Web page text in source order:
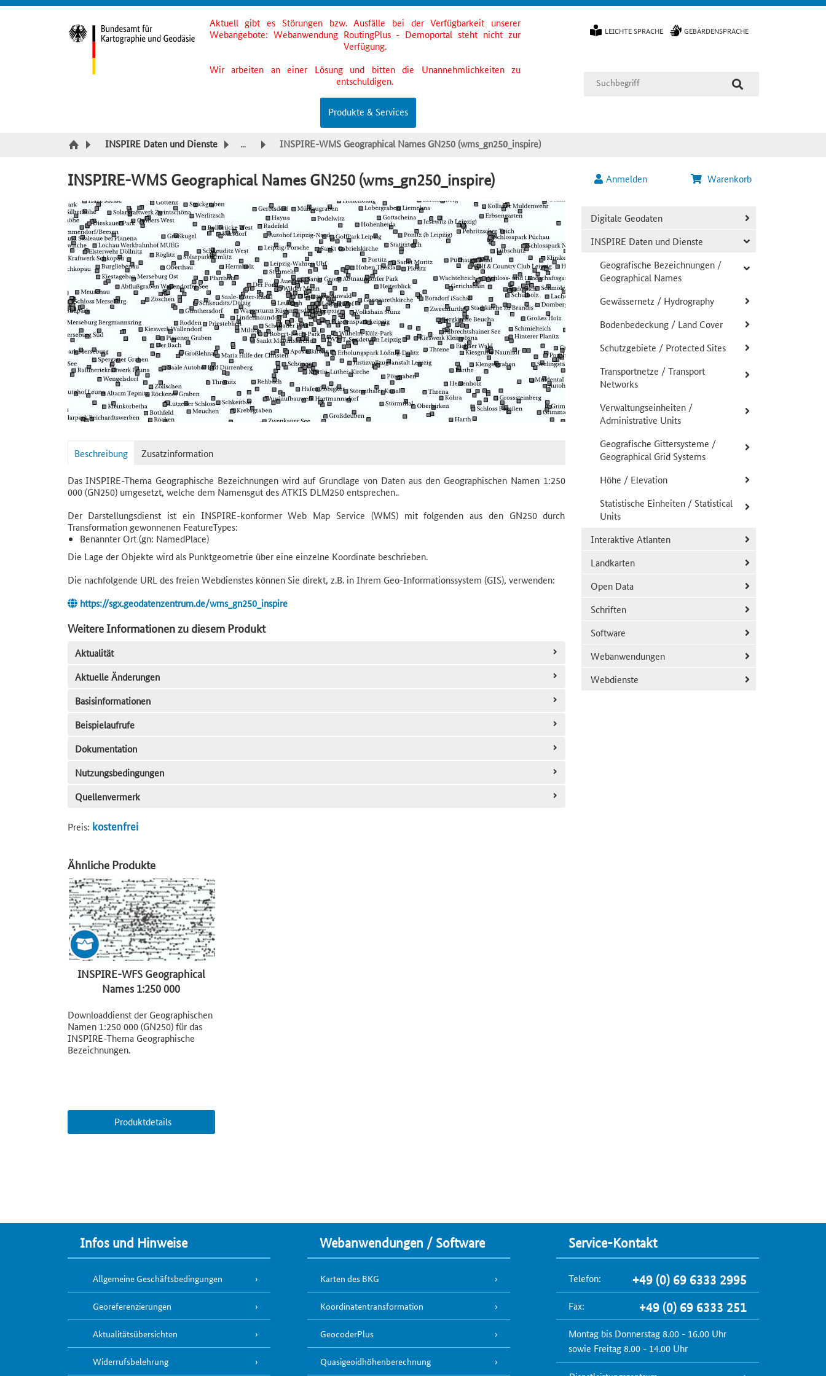
Kategorie Navigation
LEICHTE SPRACHE GEBÄRDENSPRACHE
Aktuell gibt es Störungen bzw. Ausfälle bei der Verfügbarkeit unserer
Webangebote: Webanwendung RoutingPlus - Demoportal steht nicht zur
Verfügung.
Wir arbeiten an einer Lösung und bitten die Unannehmlichkeiten zu
entschuldigen.
Produkte & Services
INSPIRE Daten und Dienste ... INSPIRE-WMS Geographical Names GN250 (wms_gn250_inspire)
Anmelden Warenkorb
INSPIRE-WMS Geographical Names GN250 (wms_gn250_inspire)
Beschreibung Zusatzinformation
Das INSPIRE-Thema Geographische Bezeichnungen wird auf Grundlage von Daten aus den Geographischen Namen 1:250
000 (GN250) umgesetzt, welche dem Namensgut des ATKIS DLM250 entsprechen..
Der Darstellungsdienst ist ein INSPIRE-konformer Web Map Service (WMS) mit folgenden aus den GN250 durch
Transformation gewonnenen FeatureTypes:
Benannter Ort (gn: NamedPlace)
Die Lage der Objekte wird als Punktgeometrie über eine einzelne Koordinate beschrieben.
Die nachfolgende URL des freien Webdienstes können Sie direkt, z.B. in Ihrem Geo-Informationssystem (GIS), verwenden:
https://sgx.geodatenzentrum.de/wms_gn250_inspire
Weitere Informationen zu diesem Produkt
Aktualität
Aktuelle Änderungen
Basisinformationen
Beispielaufrufe
Dokumentation
Nutzungsbedingungen
Quellenvermerk
Preis: kostenfrei
Ähnliche Produkte
INSPIRE-WFS Geographical
Names 1:250 000
Downloaddienst der Geographischen
Namen 1:250 000 (GN250) für das
INSPIRE-Thema Geographische
Bezeichnungen.
Produktdetails
Digitale Geodaten
INSPIRE Daten und Dienste
Geografische Bezeichnungen /
Geographical Names
Gewässernetz / Hydrography
Bodenbedeckung / Land Cover
Schutzgebiete / Protected Sites
Transportnetze / Transport
Networks
Verwaltungseinheiten /
Administrative Units
Geografische Gittersysteme /
Geographical Grid Systems
Höhe / Elevation
Statistische Einheiten / Statistical
Units
Interaktive Atlanten
Landkarten
Open Data
Schriften
Software
Webanwendungen
Webdienste
Infos und Hinweise
Allgemeine Geschäftsbedingungen
Georeferenzierungen
Aktualitätsübersichten
Widerrufsbelehrung
Webanwendungen / Software
Karten des BKG
Koordinatentransformation
GeocoderPlus
Quasigeoidhöhenberechnung
Service-Kontakt
Telefon: +49 (0) 69 6333 2995
Fax: +49 (0) 69 6333 251
Montag bis Donnerstag 8.00 - 16.00 Uhr
sowie Freitag 8.00 - 14.00 Uhr